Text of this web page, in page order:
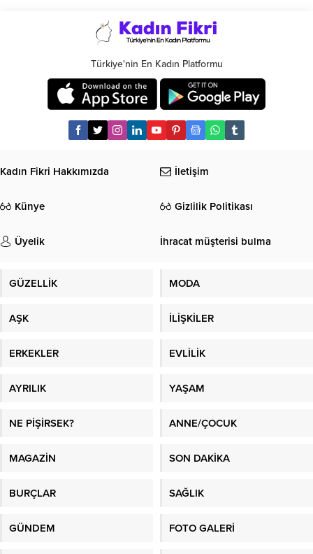
Türkiye'nin En Kadın Platformu
Kadın Fikri Hakkımızda İletişim
Künye Gizlilik Politikası
Üyelik İhracat müşterisi bulma
GÜZELLİK MODA
AŞK İLİŞKİLER
ERKEKLER EVLİLİK
AYRILIK YAŞAM
NE PİŞİRSEK? ANNE/ÇOCUK
MAGAZİN SON DAKİKA
BURÇLAR SAĞLIK
GÜNDEM FOTO GALERİ